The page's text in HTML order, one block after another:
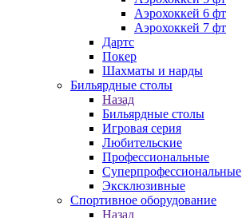
Аэрохоккей 6 фт
Аэрохоккей 7 фт
Дартс
Покер
Шахматы и нарды
Бильярдные столы
Назад
Бильярдные столы
Игровая серия
Любительские
Профессиональные
Суперпрофессиональные
Эксклюзивные
Спортивное оборудование
Назад